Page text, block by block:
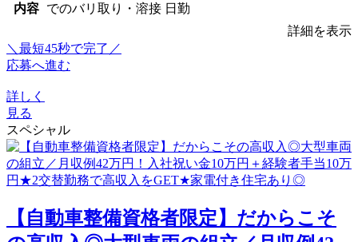
内容
でのバリ取り・溶接 日勤
詳細を表示
＼最短45秒で完了／
応募へ進む
詳しく
見る
スペシャル
【自動車整備資格者限定】だからこそ